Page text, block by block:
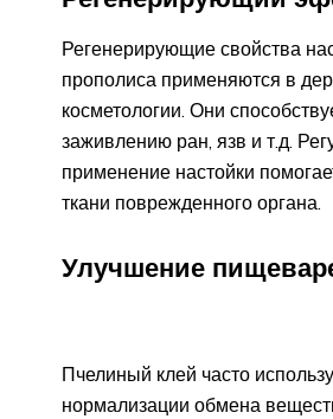
Регенерирующие свойства
прополиса применяются в
косметологии. Они
заживлению ран, язв и т.д.
применение настойки
ткани поврежденного органа.
Улучшение
Пчелиный клей часто
нормализации обмена